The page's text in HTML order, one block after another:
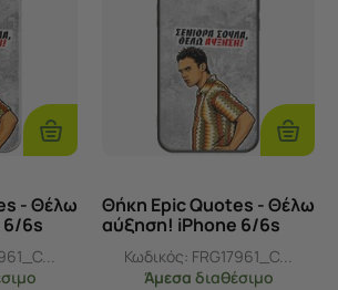
Προσθήκη
Στο
Καλάθι
- Θέλω
6/6s
Στο
Καλάθι
Θήκη Epic Quotes - Θέλω
αύξηση! iPhone 6/6s
Black TPU (Μαύρη
Σιλικόνη)
Κωδικός: FRG17961_C...
Άμεσα διαθέσιμο